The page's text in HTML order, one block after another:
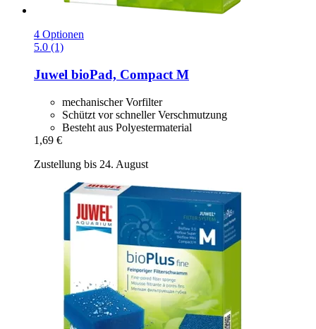
4 Optionen
5.0 (1)
Juwel bioPad, Compact M
mechanischer Vorfilter
Schützt vor schneller Verschmutzung
Besteht aus Polyestermaterial
1,69 €
Zustellung bis 24. August